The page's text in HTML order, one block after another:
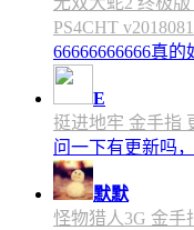
PS4CHT
66666666666真的
E
挺进地牢 金手指
问一下有更新吗
默默
怪物猎人3G 金手